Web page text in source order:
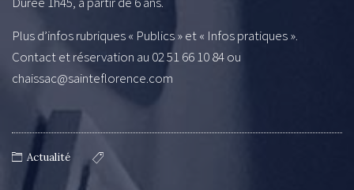
Plus d’infos rubriques « Publics » et « Infos pratiques ».
Contact et réservation au 02 51 66 10 84 ou
chaissac@sainteflorence.com
Actualité